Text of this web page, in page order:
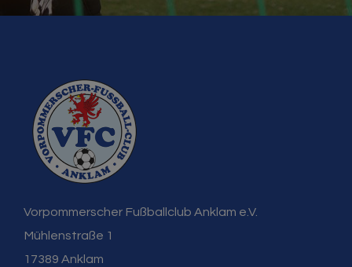
Vorpommerscher Fußballclub Anklam e.V.
Mühlenstraße 1
17389 Anklam